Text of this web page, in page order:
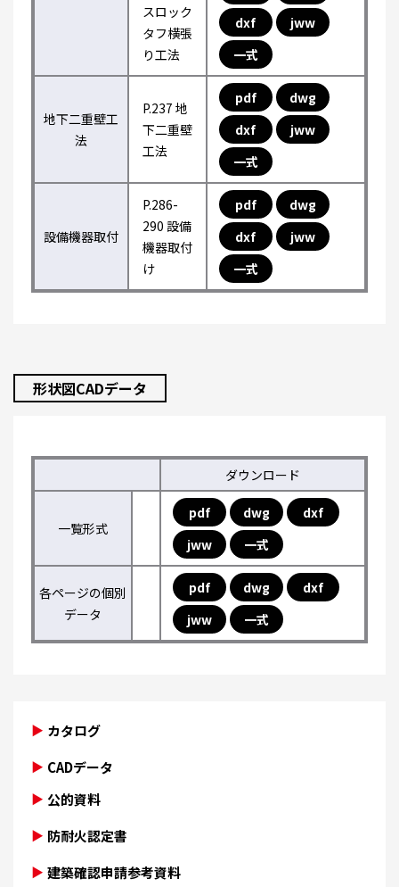
スロック
タフ横張
り工法
dxf
jww
一式
地下二重壁工
法
P.237 地
下二重壁
工法
pdf
dwg
dxf
jww
一式
設備機器取付
P.286-
290 設備
機器取付
け
pdf
dwg
dxf
jww
一式
形状図CADデータ
ダウンロード
一覧形式
pdf dwg
dxf
jww
一式
各ページの個別
データ
pdf dwg
dxf
jww
一式
カタログ
CADデータ
公的資料
防耐火認定書
建築確認申請参考資料